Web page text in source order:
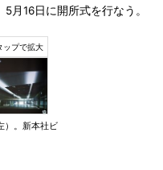
月16日に開所式を行なう。
）。新本社ビ